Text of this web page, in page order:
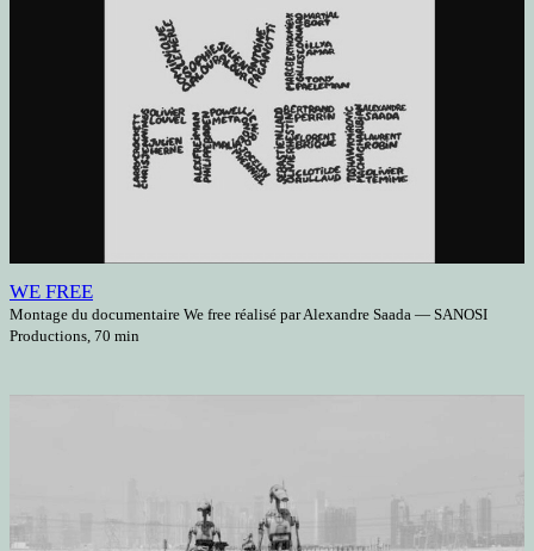
WE FREE
Montage du documentaire We free réalisé par Alexandre Saada — SANOSI
Productions, 70 min